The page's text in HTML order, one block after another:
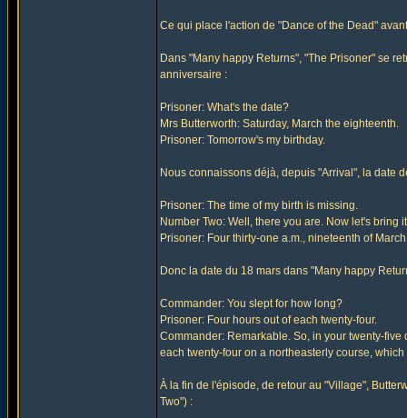
Ce qui place l'action de "Dance of the Dead"
Dans "Many happy Returns", "The Prisoner" se
anniversaire :
Prisoner: What's the date?
Mrs Butterworth: Saturday, March the eighteenth.
Prisoner: Tomorrow's my birthday.
Nous connaissons déjà, depuis "Arrival", la date
Prisoner: The time of my birth is missing.
Number Two: Well, there you are. Now let's bring
Prisoner: Four thirty-one a.m., nineteenth of
Donc la date du 18 mars dans "Many happy
Commander: You slept for how long?
Prisoner: Four hours out of each twenty-four.
Commander: Remarkable. So, in your twenty-
each twenty-four on a northeasterly course, which
À la fin de l'épisode, de retour au "Village",
Two") :